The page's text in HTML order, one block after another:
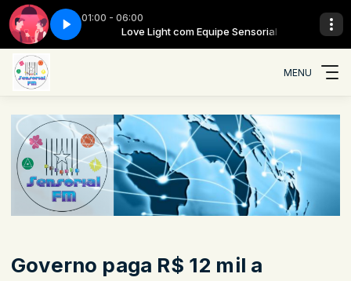
01:00 - 06:00
Love Light com Equipe Sensorial
Love night - Parte 05
MENU
Governo paga R$ 12 mil a